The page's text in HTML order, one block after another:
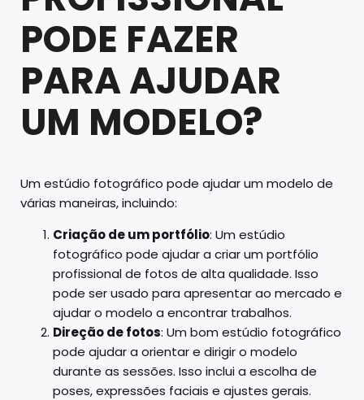
PODE FAZER
PARA AJUDAR
UM MODELO?
Um estúdio fotográfico pode ajudar um modelo de
várias maneiras, incluindo:
Criação de um portfólio: Um estúdio
fotográfico pode ajudar a criar um portfólio
profissional de fotos de alta qualidade. Isso
pode ser usado para apresentar ao mercado e
ajudar o modelo a encontrar trabalhos.
Direção de fotos: Um bom estúdio fotográfico
pode ajudar a orientar e dirigir o modelo
durante as sessões. Isso inclui a escolha de
poses, expressões faciais e ajustes gerais.